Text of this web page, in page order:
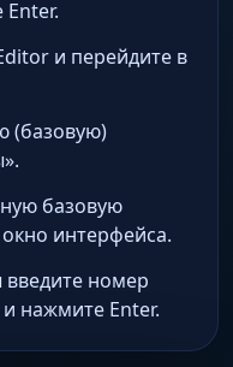
и перейдите в
(базовую)
базовую
интерфейса.
номер
нажмите Enter.